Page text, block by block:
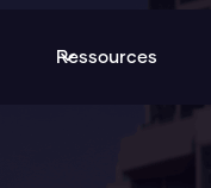
Ressources